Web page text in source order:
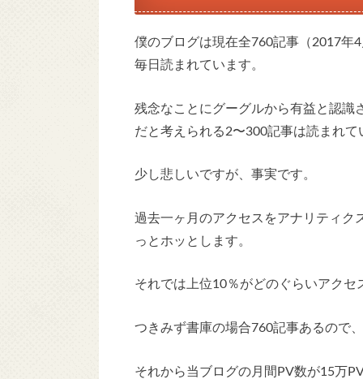
僕のブログは現在全760記事（2017年
毎日読まれています。
残念なことにグーグルから有益と認識
だと考えられる2〜300記事は読まれ
少し悲しいですが、事実です。
過去一ヶ月のアクセスをアナリティク
っとホッとします。
それでは上位10％がどのぐらいアク
つきみず書庫の場合760記事あるので
それから当ブログの月間PV数が15万